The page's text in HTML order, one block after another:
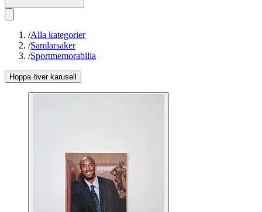
/Alla kategorier
/Samlarsaker
/Sportmemorabilia
Hoppa över karusell